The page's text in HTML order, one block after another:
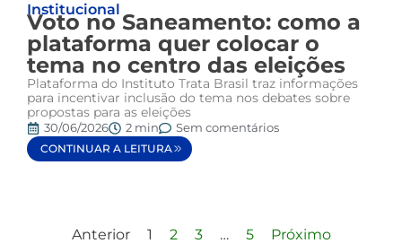
Institucional
Voto no Saneamento: como a
plataforma quer colocar o
tema no centro das eleições
Plataforma do Instituto Trata Brasil traz informações
para incentivar inclusão do tema nos debates sobre
propostas para as eleições
30/06/2026 2 min Sem comentários
CONTINUAR A LEITURA
Anterior 1 2 3 … 5 Próximo